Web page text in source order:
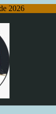
2026